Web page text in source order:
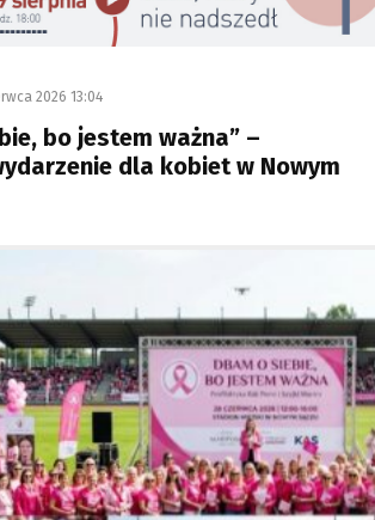
2026 13:04
bo jestem ważna” –
dla kobiet w Nowym